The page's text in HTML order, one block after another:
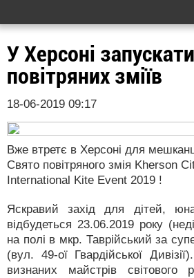
У Херсоні
повітряних зміїв
18-06-2019 09:17
Вже втретє в Херсоні для
Свято повітряного змія Kherson
International Kite Event 2019 !
Яскравий захід для дітей,
відбудеться 23.06.2019 року
на полі в мкр. Таврійський за
(вул. 49-ої Гвардійської
визнаних майстрів світового